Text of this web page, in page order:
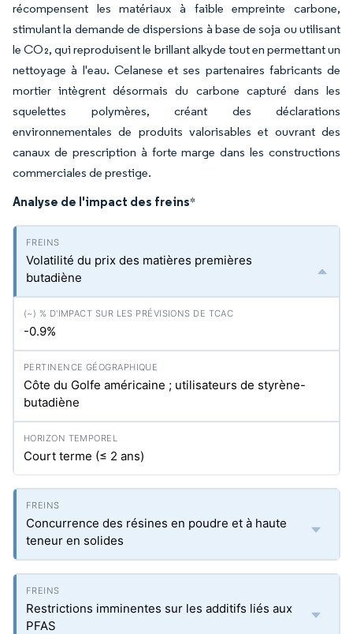
récompensent les matériaux à faible empreinte carbone,
stimulant la demande de dispersions à base de soja ou utilisant
le CO₂, qui reproduisent le brillant alkyde tout en permettant un
nettoyage à l'eau. Celanese et ses partenaires fabricants de
mortier intègrent désormais du carbone capturé dans les
squelettes polymères, créant des déclarations
environnementales de produits valorisables et ouvrant des
canaux de prescription à forte marge dans les constructions
commerciales de prestige.
Analyse de l'impact des freins*
Volatilité du prix des matières premières
butadiène
-0.9%
Côte du Golfe américaine ; utilisateurs de styrène-
butadiène
Court terme (≤ 2 ans)
Concurrence des résines en poudre et à haute
teneur en solides
Restrictions imminentes sur les additifs liés aux
PFAS